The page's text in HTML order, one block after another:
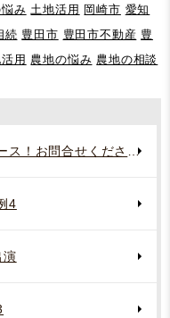
み 土地活用 岡崎市 愛知
続 豊田市 豊田市不動産 豊
用 農地の悩み 農地の相談
農地の土地活用 収益化プロデュース！お問合せください。
4
演